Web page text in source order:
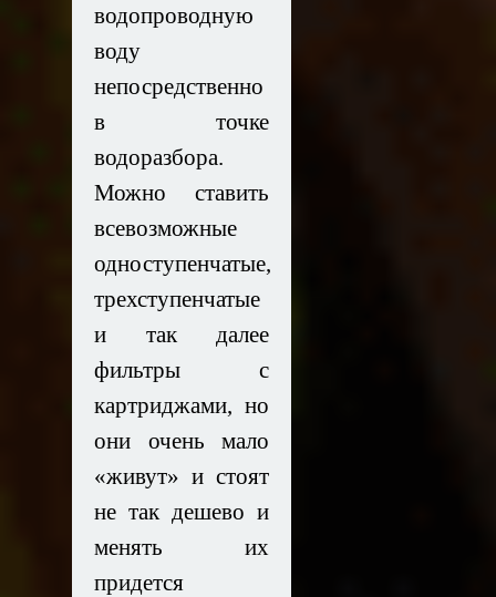
водопроводную
воду
непосредственно
в точке
водоразбора.
Можно ставить
всевозможные
одноступенчатые,
трехступенчатые
и так далее
фильтры с
картриджами, но
они очень мало
«живут» и стоят
не так дешево и
менять их
придется